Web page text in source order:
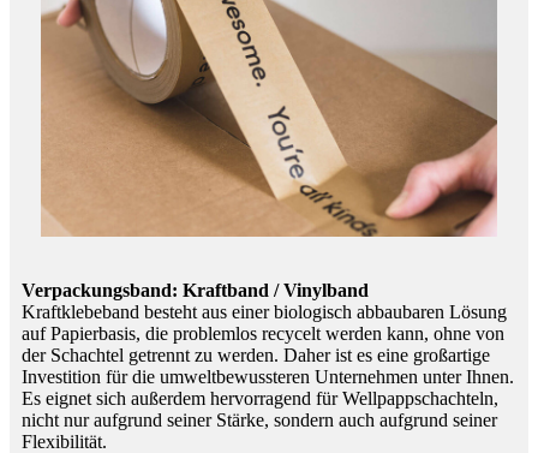
Verpackungsband: Kraftband / Vinylband
Kraftklebeband besteht aus einer biologisch abbaubaren Lösung
auf Papierbasis, die problemlos recycelt werden kann, ohne von
der Schachtel getrennt zu werden. Daher ist es eine großartige
Investition für die umweltbewussteren Unternehmen unter Ihnen.
Es eignet sich außerdem hervorragend für Wellpappschachteln,
nicht nur aufgrund seiner Stärke, sondern auch aufgrund seiner
Flexibilität.